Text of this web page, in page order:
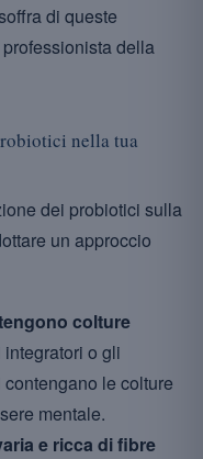
di queste
della
nella tua
dei probiotici sulla
un approccio
colture
o gli
le colture
mentale.
e ricca di fibre